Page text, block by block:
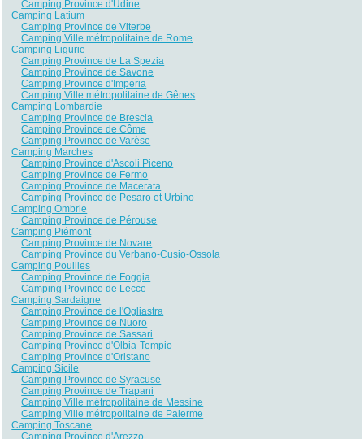
Camping Province d'Udine
Camping Latium
Camping Province de Viterbe
Camping Ville métropolitaine de Rome
Camping Ligurie
Camping Province de La Spezia
Camping Province de Savone
Camping Province d'Imperia
Camping Ville métropolitaine de Gênes
Camping Lombardie
Camping Province de Brescia
Camping Province de Côme
Camping Province de Varèse
Camping Marches
Camping Province d'Ascoli Piceno
Camping Province de Fermo
Camping Province de Macerata
Camping Province de Pesaro et Urbino
Camping Ombrie
Camping Province de Pérouse
Camping Piémont
Camping Province de Novare
Camping Province du Verbano-Cusio-Ossola
Camping Pouilles
Camping Province de Foggia
Camping Province de Lecce
Camping Sardaigne
Camping Province de l'Ogliastra
Camping Province de Nuoro
Camping Province de Sassari
Camping Province d'Olbia-Tempio
Camping Province d'Oristano
Camping Sicile
Camping Province de Syracuse
Camping Province de Trapani
Camping Ville métropolitaine de Messine
Camping Ville métropolitaine de Palerme
Camping Toscane
Camping Province d'Arezzo